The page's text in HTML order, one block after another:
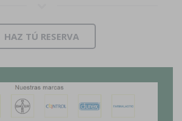
HAZ TÚ RESERVA